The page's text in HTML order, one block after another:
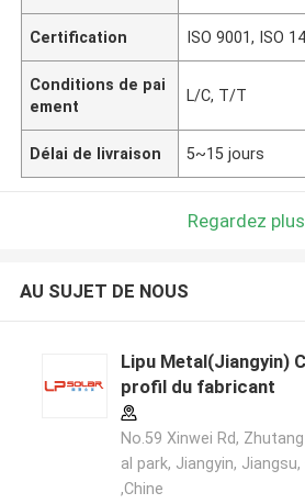
Certification ISO 9001, ISO
Conditions de pai
ement
L/C, T/T
Délai de livraison 5~15 jours
Regardez plus
AU SUJET DE NOUS
Lipu Metal(Jiangyin)
profil du fabricant
No.59 Xinwei Rd,
al park, Jiangyin, Jiangsu,
,Chine